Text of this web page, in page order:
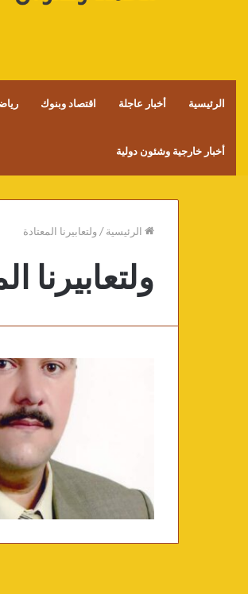
الرئيسية أخبار عاجلة اقتصاد وبنوك
أخبار خارجية وشئون دولية
الرئيسية/ولتعابيرنا المعتادة
ولتعابيرنا